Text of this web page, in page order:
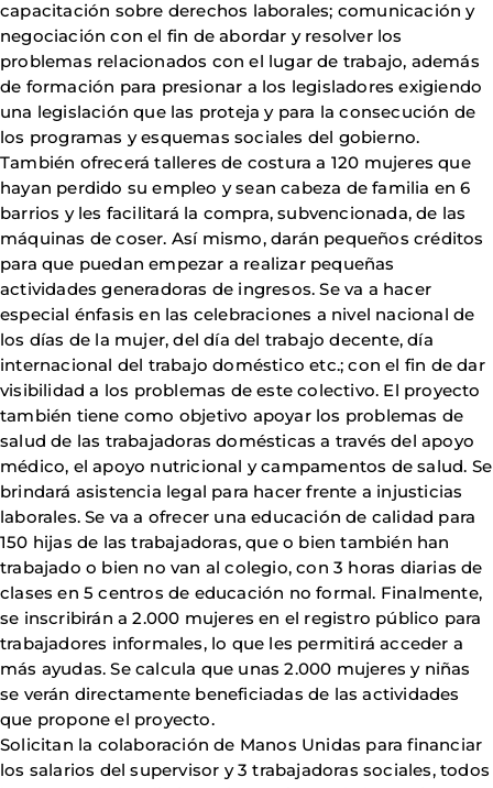
capacitación sobre derechos laborales; comunicación y
negociación con el fin de abordar y resolver los
problemas relacionados con el lugar de trabajo, además
de formación para presionar a los legisladores exigiendo
una legislación que las proteja y para la consecución de
los programas y esquemas sociales del gobierno.
También ofrecerá talleres de costura a 120 mujeres que
hayan perdido su empleo y sean cabeza de familia en 6
barrios y les facilitará la compra, subvencionada, de las
máquinas de coser. Así mismo, darán pequeños créditos
para que puedan empezar a realizar pequeñas
actividades generadoras de ingresos. Se va a hacer
especial énfasis en las celebraciones a nivel nacional de
los días de la mujer, del día del trabajo decente, día
internacional del trabajo doméstico etc.; con el fin de dar
visibilidad a los problemas de este colectivo. El proyecto
también tiene como objetivo apoyar los problemas de
salud de las trabajadoras domésticas a través del apoyo
médico, el apoyo nutricional y campamentos de salud. Se
brindará asistencia legal para hacer frente a injusticias
laborales. Se va a ofrecer una educación de calidad para
150 hijas de las trabajadoras, que o bien también han
trabajado o bien no van al colegio, con 3 horas diarias de
clases en 5 centros de educación no formal. Finalmente,
se inscribirán a 2.000 mujeres en el registro público para
trabajadores informales, lo que les permitirá acceder a
más ayudas. Se calcula que unas 2.000 mujeres y niñas
se verán directamente beneficiadas de las actividades
que propone el proyecto.
Solicitan la colaboración de Manos Unidas para financiar
los salarios del supervisor y 3 trabajadoras sociales, todos